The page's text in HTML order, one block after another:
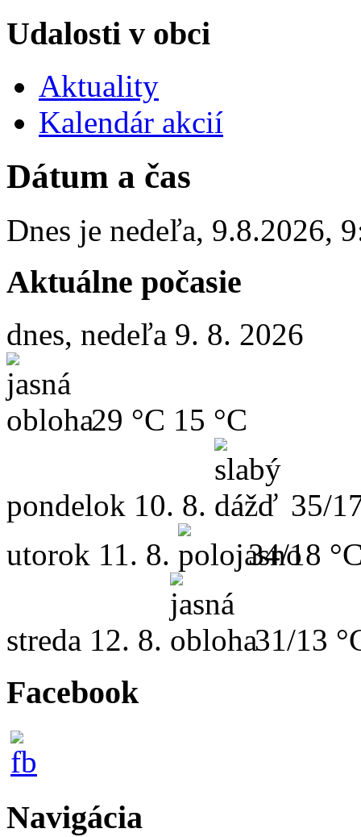
Udalosti v obci
Aktuality
Kalendár akcií
Dátum a čas
Dnes je nedeľa, 9.8.2026,
Aktuálne počasie
dnes, nedeľa 9. 8. 2026
29 °C 15 °C
pondelok 10. 8.
35/
utorok 11. 8. 34/18
streda 12. 8. 31/13
Facebook
Navigácia